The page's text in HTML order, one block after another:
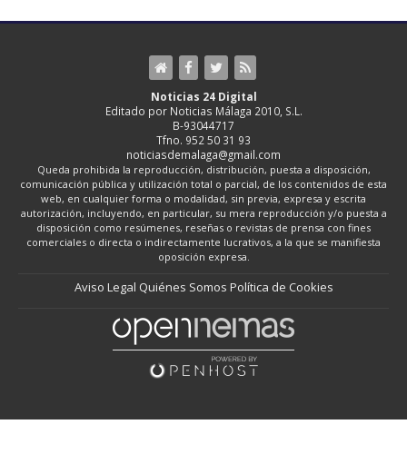
Noticias 24 Digital
Editado por Noticias Málaga 2010, S.L.
B-93044717
Tfno. 952 50 31 93
noticiasdemalaga@gmail.com
Queda prohibida la reproducción, distribución, puesta a disposición,
comunicación pública y utilización total o parcial, de los contenidos de esta
web, en cualquier forma o modalidad, sin previa, expresa y escrita
autorización, incluyendo, en particular, su mera reproducción y/o puesta a
disposición como resúmenes, reseñas o revistas de prensa con fines
comerciales o directa o indirectamente lucrativos, a la que se manifiesta
oposición expresa.
Aviso Legal Quiénes Somos Política de Cookies